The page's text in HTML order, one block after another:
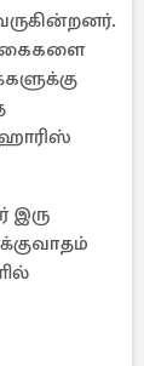
ஹாரிஸ்
இரு